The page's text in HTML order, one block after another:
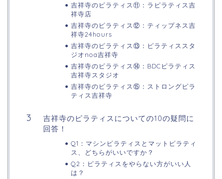
吉祥寺のピラティス⑪：ラピラティス吉
祥寺店
吉祥寺のピラティス⑫：ティップネス吉
祥寺24hours
吉祥寺のピラティス⑬：ピラティススタ
ジオnoa吉祥寺
吉祥寺のピラティス⑭：BDCピラティス
吉祥寺スタジオ
吉祥寺のピラティス⑮：ストロングピラ
ティス吉祥寺
吉祥寺のピラティスについての10の疑問に
回答！
Q1：マシンピラティスとマットピラティ
ス、どちらがいいですか？
Q2：ピラティスをやらない方がいい人
は？